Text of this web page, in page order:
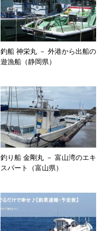
釣船 神栄丸 － 外港から出船の
遊漁船（静岡県）
釣り船 金剛丸 － 富山湾のエキ
スパート（富山県）